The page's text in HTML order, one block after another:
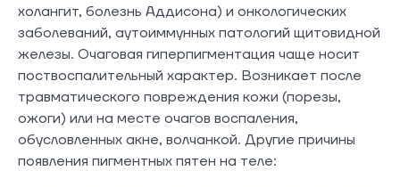
холангит, болезнь Аддисона) и онкологических
заболеваний, аутоиммунных патологий щитовидной
железы. Очаговая гиперпигментация чаще носит
поствоспалительный характер. Возникает после
травматического повреждения кожи (порезы,
ожоги) или на месте очагов воспаления,
обусловленных акне, волчанкой. Другие причины
появления пигментных пятен на теле: